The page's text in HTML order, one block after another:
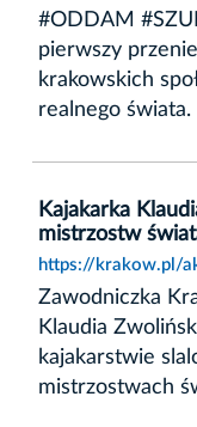
#ODDAM
pierwszy
krakowskich
realnego świata.
Kajakarka
mistrzostw
https://krakow.pl/
Zawodniczka
Klaudia
kajakarstwie
mistrzostwach